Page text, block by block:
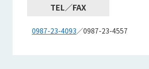
TEL／FAX
0987-23-4093／0987-23-4557